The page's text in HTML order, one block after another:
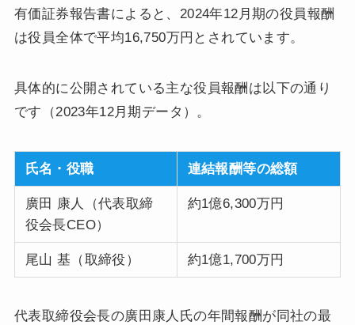
有価証券報告書によると、2024年12月期の役員報酬
は役員全体で平均16,750万円とされています。
具体的に公開されている主な役員報酬は以下の通り
です（2023年12月期データ）。
氏名・役職 連結報酬等の総額
廣田 康人（代表取締
役会長CEO）
約1億6,300万円
尾山 基（取締役） 約1億1,700万円
代表取締役会長の廣田康人氏の年間報酬が同社の最